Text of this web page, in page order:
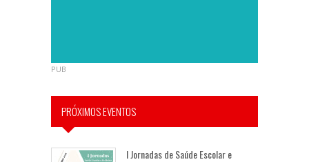
PUB
PRÓXIMOS EVENTOS
I Jornadas de Saúde Escolar e